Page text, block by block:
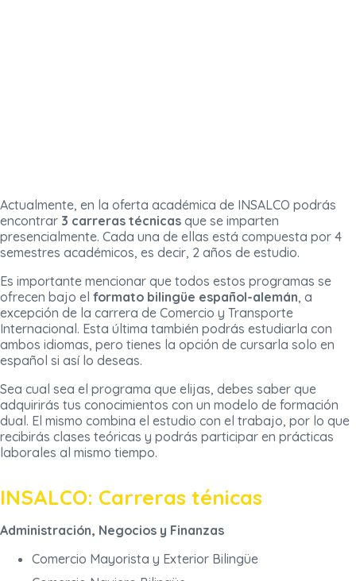
Actualmente, en la oferta académica de INSALCO podrás
encontrar 3 carreras técnicas que se imparten
presencialmente. Cada una de ellas está compuesta por 4
semestres académicos, es decir, 2 años de estudio.
Es importante mencionar que todos estos programas se
ofrecen bajo el formato bilingüe español-alemán, a
excepción de la carrera de Comercio y Transporte
Internacional. Esta última también podrás estudiarla con
ambos idiomas, pero tienes la opción de cursarla solo en
español si así lo deseas.
Sea cual sea el programa que elijas, debes saber que
adquirirás tus conocimientos con un modelo de formación
dual. El mismo combina el estudio con el trabajo, por lo que
recibirás clases teóricas y podrás participar en prácticas
laborales al mismo tiempo.
INSALCO: Carreras ténicas
Administración, Negocios y Finanzas
Comercio Mayorista y Exterior Bilingüe